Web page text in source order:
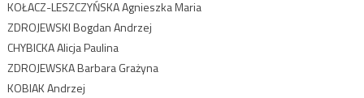
KOŁACZ-LESZCZYŃSKA Agnieszka Maria
ZDROJEWSKI Bogdan Andrzej
CHYBICKA Alicja Paulina
ZDROJEWSKA Barbara Grażyna
KOBIAK Andrzej